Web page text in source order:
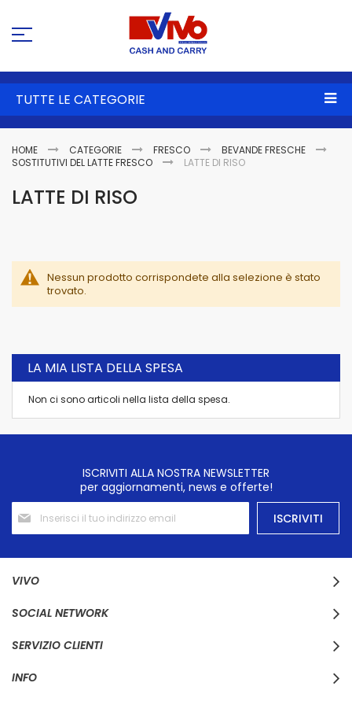
TUTTE LE CATEGORIE
HOME CATEGORIE FRESCO
BEVANDE FRESCHE
SOSTITUTIVI DEL LATTE FRESCO
LATTE DI RISO
LATTE DI RISO
Nessun prodotto corrispondete alla selezione è stato
trovato.
LA MIA LISTA DELLA SPESA
Non ci sono articoli nella lista della spesa.
ISCRIVITI ALLA NOSTRA NEWSLETTER
per aggiornamenti, news e offerte!
Iscriviti
alla
nostra
ISCRIVITI
VIVO
SOCIAL NETWORK
SERVIZIO CLIENTI
INFO